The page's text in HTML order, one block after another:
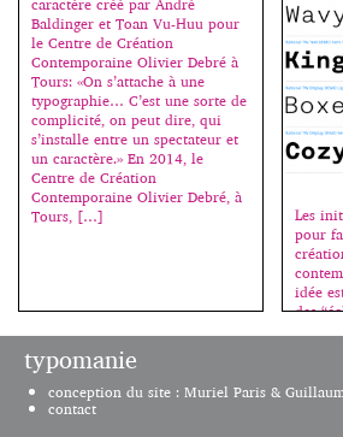
livre”.
qui
longs
écrire
Baldinger et Toan Vu-Huu pour
le Centre de Création
Contemporaine Olivier Debré à
Tours: «On s’attache à une
typographie… C’est une sorte de
complicité, on peut dire, qui
s’installe entre un spectateur et
un caractère.» En 2014, le
Centre de Création
Contemporaine Olivier Debré, à
Tours, […]
Les
pour
idée
des
typomanie
conception du site : Muriel Paris &
contact